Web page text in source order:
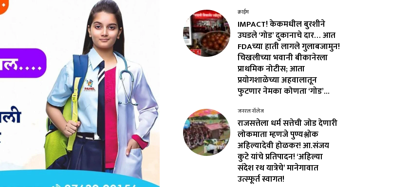
क्राईम
IMPACT! केकमधील बुरशीने
उघडले ‘गोड’ दुकानाचे दार… आत
FDAच्या हाती लागले गुलाबजामुन!
चिखलीच्या भवानी बीकानेरला
प्राथमिक नोटीस; आता
प्रयोगशाळेच्या अहवालातून
फुटणार नेमका कोणता ‘गोड’...
जनरल नॉलेज
राजसत्तेला धर्म सत्तेची जोड देणारी
लोकमाता म्हणजे पुण्यश्लोक
अहिल्यादेवी होळकर! आ.संजय
कुटे यांचे प्रतिपादन! ‘अहिल्या
संदेश रथ यात्रेचे’ मानेगावात
उत्स्फूर्त स्वागत!